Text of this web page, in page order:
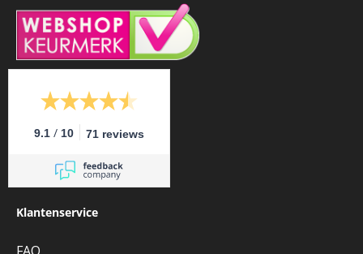
9.1 / 10 71 reviews
Klantenservice